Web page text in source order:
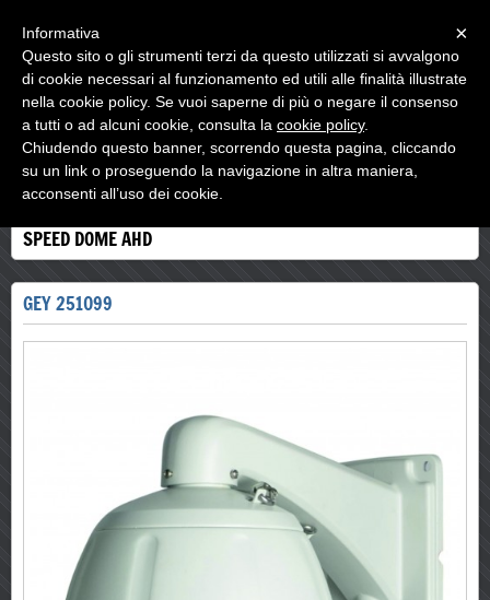
EMMEDI CONTROL
SPEED DOME AHD
GEY 251099
×
Informativa
Questo sito o gli strumenti terzi da questo utilizzati si avvalgono
di cookie necessari al funzionamento ed utili alle finalità illustrate
nella cookie policy. Se vuoi saperne di più o negare il consenso
a tutti o ad alcuni cookie, consulta la cookie policy.
Chiudendo questo banner, scorrendo questa pagina, cliccando
su un link o proseguendo la navigazione in altra maniera,
acconsenti all’uso dei cookie.